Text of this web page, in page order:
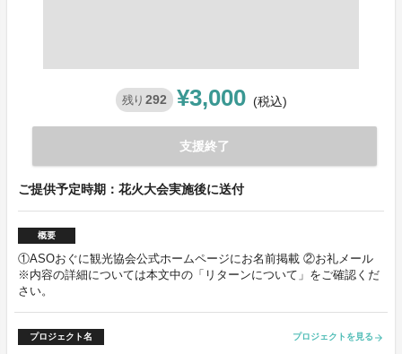
残り 292 ¥3,000 (税込)
支援終了
ご提供予定時期：花火大会実施後に送付
概要
①ASOおぐに観光協会公式ホームページにお名前掲載 ②お礼メール
※内容の詳細については本文中の「リターンについて」をご確認くだ
さい。
プロジェクト名 プロジェクトを見る arrow_forward